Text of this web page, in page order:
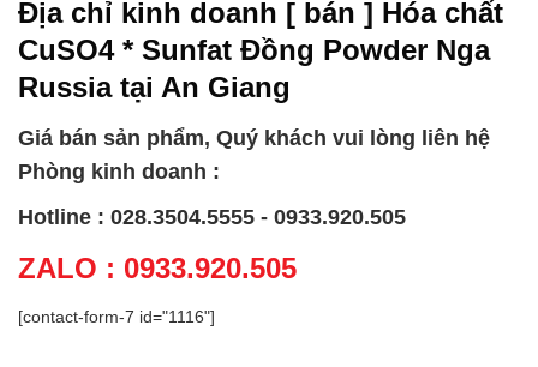
Địa chỉ kinh doanh [ bán ] Hóa chất
CuSO4 * Sunfat Đồng Powder Nga
Russia tại An Giang
Giá bán sản phẩm, Quý khách vui lòng liên hệ
Phòng kinh doanh :
Hotline : 028.3504.5555 - 0933.920.505
ZALO : 0933.920.505
[contact-form-7 id="1116"]